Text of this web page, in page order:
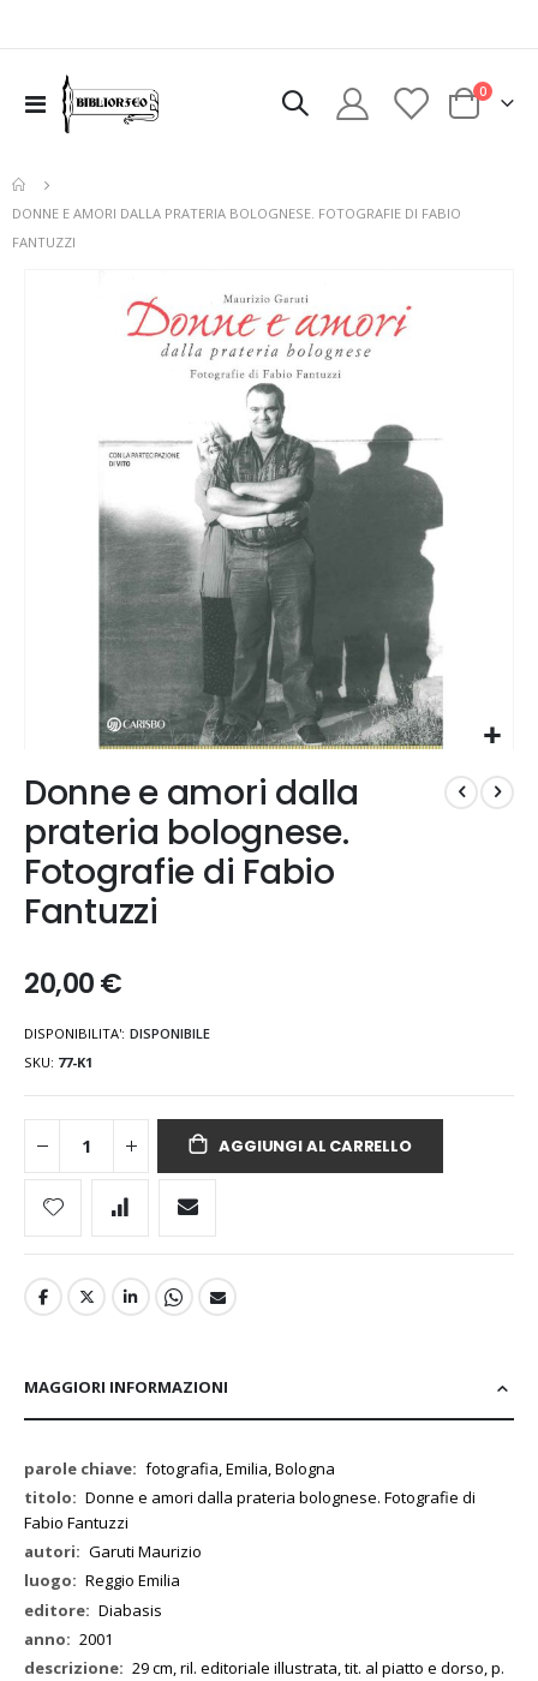
Toggle
Nav
Cart
0elementi
DONNE E AMORI DALLA PRATERIA BOLOGNESE. FOTOGRAFIE DI FABIO
FANTUZZI
all'inizio
della
galleria
di
immagini
Donne e amori dalla
prateria bolognese.
Fotografie di Fabio
Fantuzzi
20,00 €
DISPONIBILITA': DISPONIBILE
SKU 77-K1
AGGIUNGI AL CARRELLO
MAGGIORI INFORMAZIONI
Maggiori
Informazioni
fotografia, Emilia, Bologna
Donne e amori dalla prateria bolognese. Fotografie di
Fabio Fantuzzi
Garuti Maurizio
Reggio Emilia
Diabasis
2001
29 cm, ril. editoriale illustrata, tit. al piatto e dorso, p.